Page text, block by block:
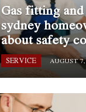
Gas fitting
sydney
about safety
SERVICE AUGUST